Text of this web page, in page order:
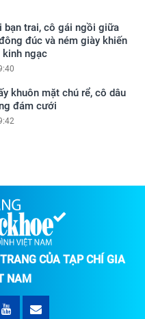
bạn trai, cô gái ngồi giữa
đúc và ném giày khiến
ngạc
khuôn mặt chú rể, cô dâu
đám cưới
CỦA TẠP CHÍ GIA
NAM